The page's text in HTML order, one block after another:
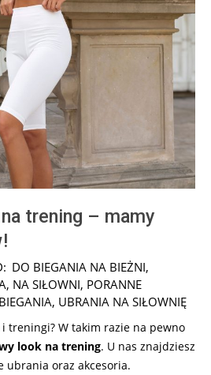
trening – mamy
DO BIEGANIA NA BIEŻNI,
, NA SIŁOWNI, PORANNE
, UBRANIA NA SIŁOWNIĘ
treningi? W takim razie na pewno
look na trening. U nas znajdziesz
ubrania oraz akcesoria.